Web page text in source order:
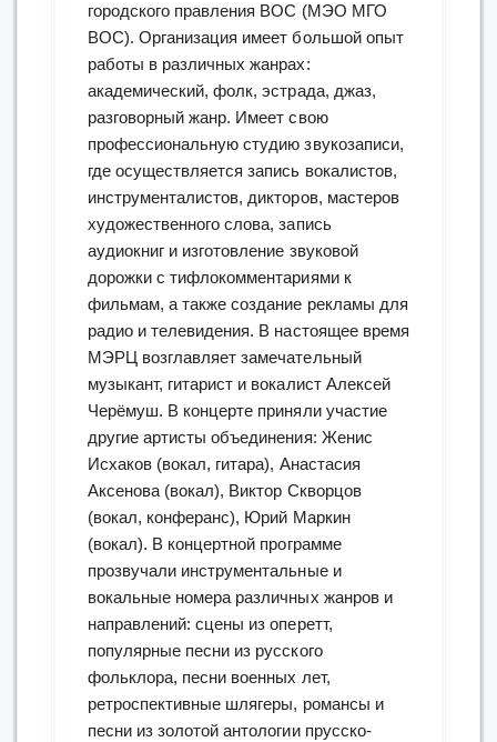
городского правления ВОС (МЭО МГО
ВОС). Организация имеет большой опыт
работы в различных жанрах:
академический, фолк, эстрада, джаз,
разговорный жанр. Имеет свою
профессиональную студию звукозаписи,
где осуществляется запись вокалистов,
инструменталистов, дикторов, мастеров
художественного слова, запись
аудиокниг и изготовление звуковой
дорожки с тифлокомментариями к
фильмам, а также создание рекламы для
радио и телевидения. В настоящее время
МЭРЦ возглавляет замечательный
музыкант, гитарист и вокалист Алексей
Черёмуш. В концерте приняли участие
другие артисты объединения: Женис
Исхаков (вокал, гитара), Анастасия
Аксенова (вокал), Виктор Скворцов
(вокал, конферанс), Юрий Маркин
(вокал). В концертной программе
прозвучали инструментальные и
вокальные номера различных жанров и
направлений: сцены из оперетт,
популярные песни из русского
фольклора, песни военных лет,
ретроспективные шлягеры, романсы и
песни из золотой антологии прусско-